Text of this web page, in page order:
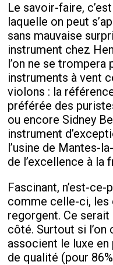
Le savoir-faire,
laquelle on peut
sans mauvaise
instrument chez
l’on ne se trompera
instruments à vent
violons : la
préférée des
ou encore Sidney
instrument
l’usine de Mantes-
de l’excellence à la
Fascinant, n’est-
comme celle-ci, les
regorgent. Ce
côté. Surtout si
associent le luxe
de qualité (pour